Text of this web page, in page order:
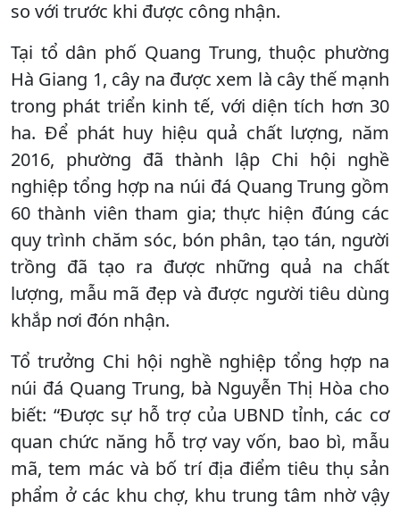
so với trước khi được công nhận.
Tại tổ dân phố Quang Trung, thuộc phường
Hà Giang 1, cây na được xem là cây thế mạnh
trong phát triển kinh tế, với diện tích hơn 30
ha. Để phát huy hiệu quả chất lượng, năm
2016, phường đã thành lập Chi hội nghề
nghiệp tổng hợp na núi đá Quang Trung gồm
60 thành viên tham gia; thực hiện đúng các
quy trình chăm sóc, bón phân, tạo tán, người
trồng đã tạo ra được những quả na chất
lượng, mẫu mã đẹp và được người tiêu dùng
khắp nơi đón nhận.
Tổ trưởng Chi hội nghề nghiệp tổng hợp na
núi đá Quang Trung, bà Nguyễn Thị Hòa cho
biết: “Được sự hỗ trợ của UBND tỉnh, các cơ
quan chức năng hỗ trợ vay vốn, bao bì, mẫu
mã, tem mác và bố trí địa điểm tiêu thụ sản
phẩm ở các khu chợ, khu trung tâm nhờ vậy